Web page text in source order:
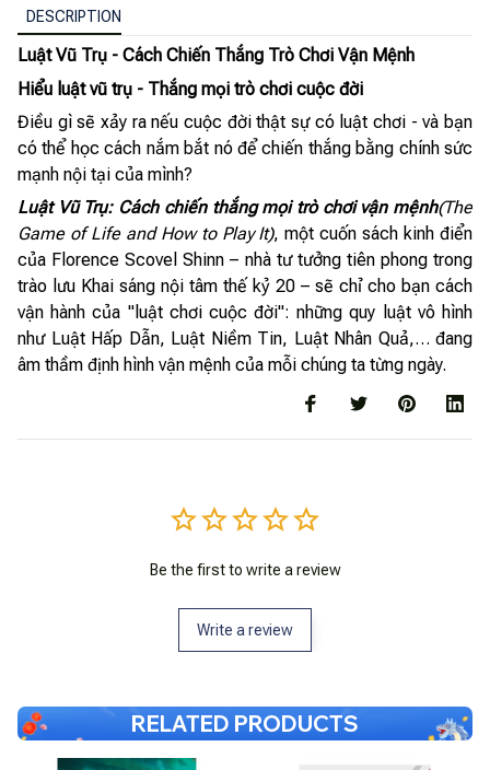
DESCRIPTION
Luật Vũ Trụ - Cách Chiến Thắng Trò Chơi Vận Mệnh
Hiểu luật vũ trụ - Thắng mọi trò chơi cuộc đời
Điều gì sẽ xảy ra nếu cuộc đời thật sự có luật chơi - và bạn
có thể học cách nắm bắt nó để chiến thắng bằng chính sức
mạnh nội tại của mình?
Luật Vũ Trụ: Cách chiến thắng mọi trò chơi vận mệnh(The
Game of Life and How to Play It), một cuốn sách kinh điển
của Florence Scovel Shinn – nhà tư tưởng tiên phong trong
trào lưu Khai sáng nội tâm thế kỷ 20 – sẽ chỉ cho bạn cách
vận hành của "luật chơi cuộc đời": những quy luật vô hình
như Luật Hấp Dẫn, Luật Niềm Tin, Luật Nhân Quả,… đang
âm thầm định hình vận mệnh của mỗi chúng ta từng ngày.
Be the first to write a review
Write a review
RELATED PRODUCTS